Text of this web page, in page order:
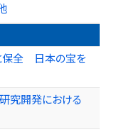
保全 日本の宝を
究開発における